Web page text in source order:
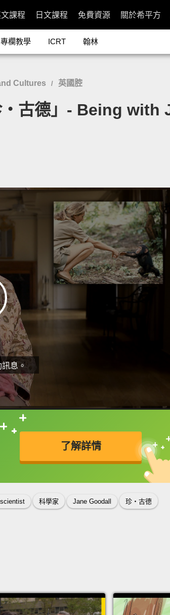
課程 日文課程 免費資源 關於希平方
專欄教學 ICRT 翰林
Cultures / 英國腔
‧古德」- Being with
息。
了解詳情
接查字典喔！
英
scientist 科學家 Jane Goodall 珍‧古德